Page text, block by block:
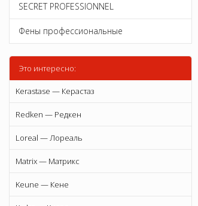
SECRET PROFESSIONNEL
Фены профессиональные
Это интересно:
Kerastase — Керастаз
Redken — Редкен
Loreal — Лореаль
Matrix — Матрикс
Keune — Кене